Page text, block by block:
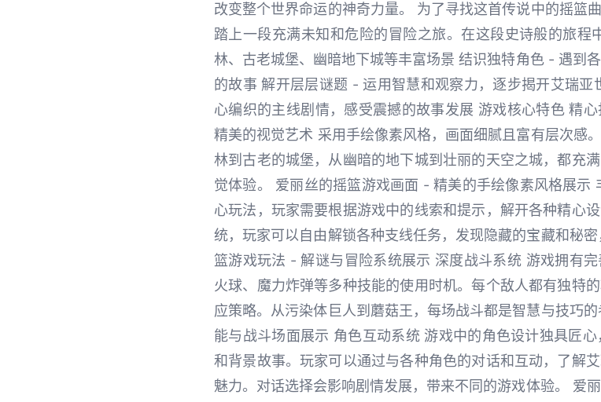
改变整个世界命运的神奇力量。 为了寻找这首传说中的摇篮
踏上一段充满未知和危险的冒险之旅。在这段史诗般的旅
林、古老城堡、幽暗地下城等丰富场景 结识独特角色 - 遇到
的故事 解开层层谜题 - 运用智慧和观察力，逐步揭开艾瑞
心编织的主线剧情，感受震撼的故事发展 游戏核心特色 精
精美的视觉艺术 采用手绘像素风格，画面细腻且富有层次感
林到古老的城堡，从幽暗的地下城到壮丽的天空之城，都充
觉体验。 爱丽丝的摇篮游戏画面 - 精美的手绘像素风格展示
心玩法，玩家需要根据游戏中的线索和提示，解开各种精心
统，玩家可以自由解锁各种支线任务，发现隐藏的宝藏和秘
篮游戏玩法 - 解谜与冒险系统展示 深度战斗系统 游戏拥有完
火球、魔力炸弹等多种技能的使用时机。每个敌人都有独特
应策略。从污染体巨人到蘑菇王，每场战斗都是智慧与技巧
能与战斗场面展示 角色互动系统 游戏中的角色设计独具匠
和背景故事。玩家可以通过与各种角色的对话和互动，了解
魅力。对话选择会影响剧情发展，带来不同的游戏体验。 爱